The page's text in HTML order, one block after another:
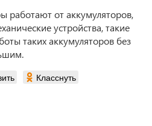
работают от аккумуляторов,
устройства, такие
таких аккумуляторов без
Класснуть